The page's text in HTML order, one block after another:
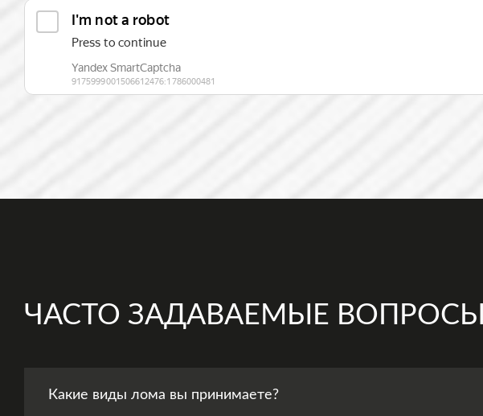
ЧАСТО ЗАДАВАЕМЫЕ ВОПРОСЫ
Какие виды лома вы принимаете?